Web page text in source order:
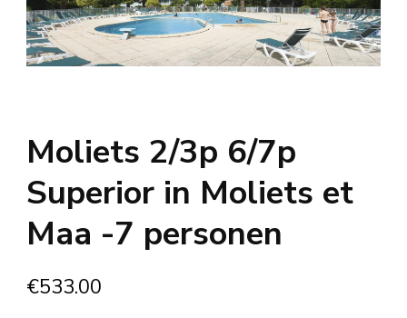
Moliets 2/3p 6/7p
Superior in Moliets et
Maa -7 personen
€533.00